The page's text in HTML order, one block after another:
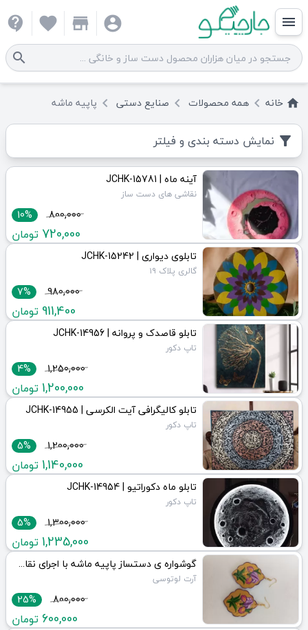
menu
search
account_circle
store
favorite
contact_support
home خانه keyboard_arrow_left همه محصولات keyboard_arrow_left صنایع دستی keyboard_arrow_left پاپیه ماشه
filter_alt نمایش دسته بندی و فیلتر
آینه ماه | JCHK-15781
نقاشی های دست ساز
10% 800,000
720,000 تومان
تابلوی دیواری | JCHK-15242
گالری پلاک ۱۹
7% 980,000
911,400 تومان
تابلو قاصدک و پروانه | JCHK-14956
تاپ دکور
4% 1,250,000
1,200,000 تومان
تابلو کالیگرافی آیت الکرسی | JCHK-14955
تاپ دکور
5% 1,200,000
1,140,000 تومان
تابلو ماه دکوراتیو | JCHK-14954
تاپ دکور
5% 1,300,000
1,235,000 تومان
گوشواره ی دستساز پاپیه ماشه با اجرای نقاشی گل زنبق | JCHK-14853
آرت لوتوسی
25% 800,000
600,000 تومان